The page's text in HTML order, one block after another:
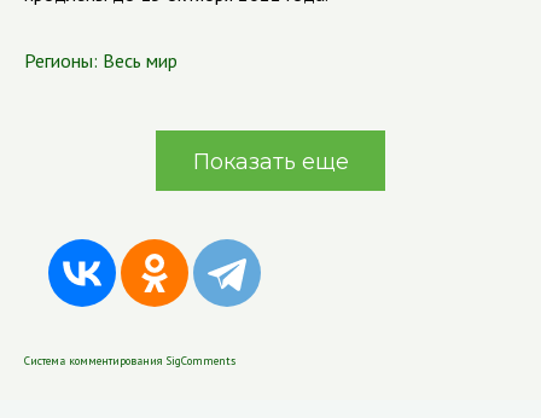
Регионы: Весь мир
Показать еще
Система комментирования SigComments